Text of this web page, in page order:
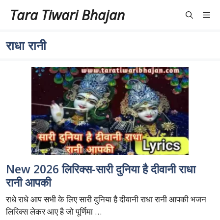
Tara Tiwari Bhajan
राधा रानी
New 2026 लिरिक्स-सारी दुनिया है दीवानी राधा
रानी आपकी
राधे राधे आप सभी के लिए सारी दुनिया है दीवानी राधा रानी आपकी भजन
लिरिक्स लेकर आए है जो पूर्णिमा …